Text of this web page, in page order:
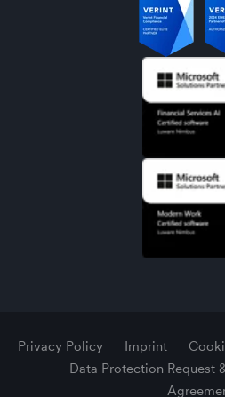
Privacy Policy Imprint
Data Protection Request